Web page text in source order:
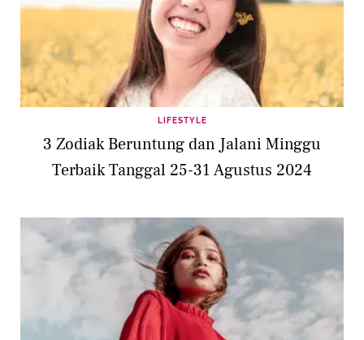
LIFESTYLE
3 Zodiak Beruntung dan Jalani Minggu
Terbaik Tanggal 25-31 Agustus 2024